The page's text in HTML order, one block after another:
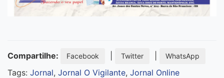
Compartilhe: Facebook Twitter WhatsApp
Tags: Jornal, Jornal O Vigilante, Jornal Online